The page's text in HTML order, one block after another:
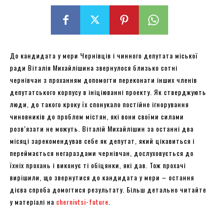
До кандидата у мери Чернівців і чинного депутата міської
ради Віталія Михайлішина звернулося близько сотні
чернівчан з проханням допомогти переконати інших членів
депутатського корпусу в ініціюванні проекту. Як стверджують
люди, до такого кроку їх спонукало постійне ігнорування
чиновників до проблем містян, які вони своїми силами
розв’язати не можуть. Віталій Михайлішин за останні два
місяці зарекомендував себе як депутат, який цікавиться і
переймається негараздами чернівчан, дослуховується до
їхніх прохань і виконує ті обіцянки, які дав. Тож прохачі
вирішили, що звернутися до кандидата у мери – остання
дієва спроба домогтися результату. Більш детально читайте
у матеріалі на chernivtsi-future